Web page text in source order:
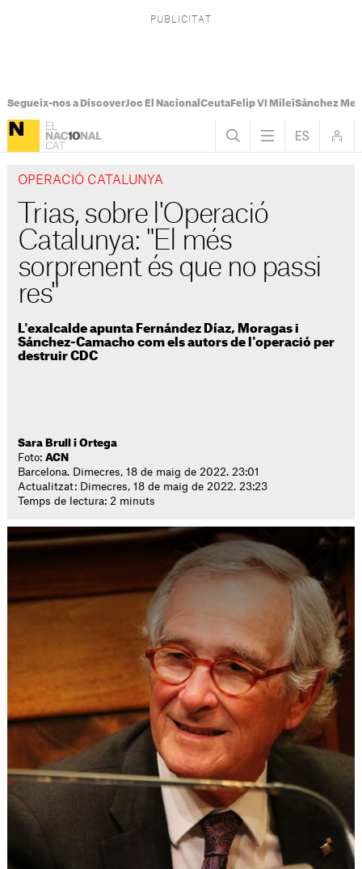
Segueix-nos a DiscoverJoc El Nacional CeutaFelip VI MileiSánchez
OPERACIÓ CATALUNYA
Trias, sobre l'Operació
Catalunya: "El més
sorprenent és que no passi
res"
L'exalcalde apunta Fernández Díaz, Moragas i
Sánchez-Camacho com els autors de l'operació per
destruir CDC
Sara Brull i Ortega
Foto:ACN
Barcelona. Dimecres, 18 de maig de 2022. 23:01
Actualitzat: Dimecres, 18 de maig de 2022. 23:23
Temps de lectura: 2 minuts